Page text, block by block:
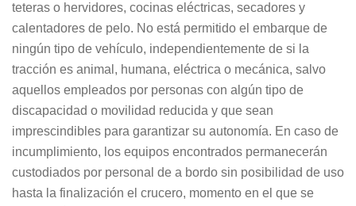
teteras o hervidores, cocinas eléctricas, secadores y
calentadores de pelo. No está permitido el embarque de
ningún tipo de vehículo, independientemente de si la
tracción es animal, humana, eléctrica o mecánica, salvo
aquellos empleados por personas con algún tipo de
discapacidad o movilidad reducida y que sean
imprescindibles para garantizar su autonomía. En caso de
incumplimiento, los equipos encontrados permanecerán
custodiados por personal de a bordo sin posibilidad de uso
hasta la finalización el crucero, momento en el que se